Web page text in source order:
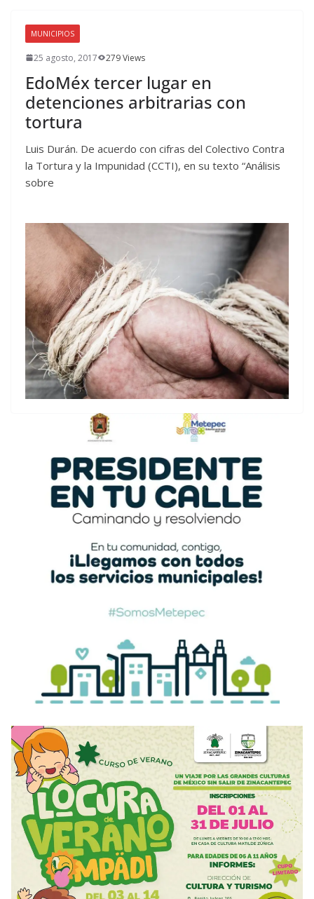
MUNICIPIOS
25 agosto, 2017 279 Views
EdoMéx tercer lugar en
detenciones arbitrarias con
tortura
Luis Durán. De acuerdo con cifras del Colectivo Contra
la Tortura y la Impunidad (CCTI), en su texto “Análisis
sobre